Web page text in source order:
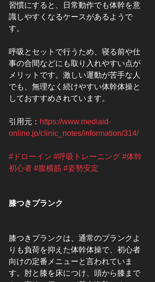
習慣にすると、日常動作でも体幹を意
識しやすくなるケースがあるようで
す。
呼吸とセットで行うため、寝る前や仕
事の合間などにも取り入れやすい点が
メリットです。激しい運動が苦手な人
でも、無理なく続けやすい体幹体操と
しておすすめされています。
引用元： https://www.mediaid-
online.jp/clinic_notes/information/314/
#ドローイン #呼吸トレーニング #体幹
初心者 #腹横筋 #姿勢安定
膝つきプランク
膝つきプランクは、通常のプランクよ
りも負荷を抑えた体幹体操で、初心者
向けの定番メニューと言われていま
す。肘と膝を床につけ、頭から膝まで